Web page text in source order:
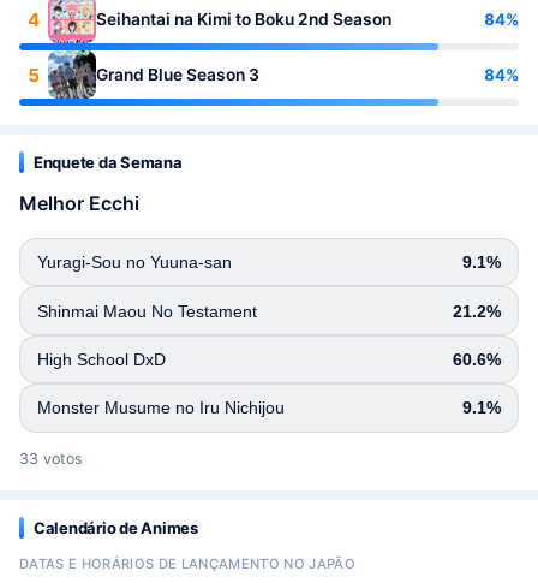
4 Seihantai na Kimi to Boku 2nd Season 84%
5 Grand Blue Season 3 84%
Enquete da Semana
Melhor Ecchi
Yuragi-Sou no Yuuna-san 9.1%
Shinmai Maou No Testament 21.2%
High School DxD 60.6%
Monster Musume no Iru Nichijou 9.1%
33 votos
Calendário de Animes
DATAS E HORÁRIOS DE LANÇAMENTO NO JAPÃO